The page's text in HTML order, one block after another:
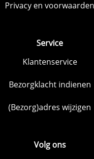
Privacy en voorwaarden
Service
Klantenservice
Bezorgklacht indienen
(Bezorg)adres wijzigen
Volg ons